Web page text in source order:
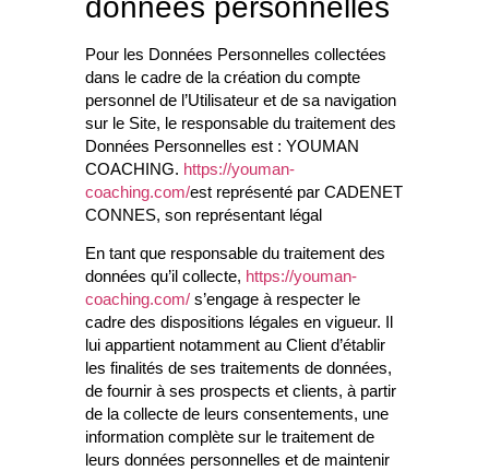
données personnelles
Pour les Données Personnelles collectées
dans le cadre de la création du compte
personnel de l’Utilisateur et de sa navigation
sur le Site, le responsable du traitement des
Données Personnelles est : YOUMAN
COACHING. https://youman-
coaching.com/est représenté par CADENET
CONNES, son représentant légal
En tant que responsable du traitement des
données qu’il collecte, https://youman-
coaching.com/ s’engage à respecter le
cadre des dispositions légales en vigueur. Il
lui appartient notamment au Client d’établir
les finalités de ses traitements de données,
de fournir à ses prospects et clients, à partir
de la collecte de leurs consentements, une
information complète sur le traitement de
leurs données personnelles et de maintenir